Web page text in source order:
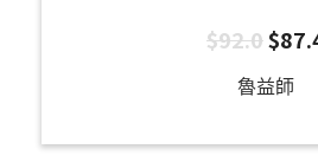
$92.0$
魯益師